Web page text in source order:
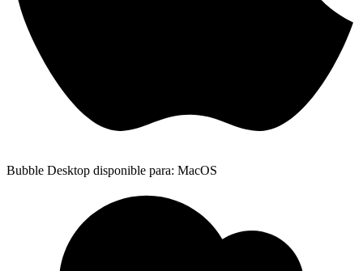
Bubble Desktop disponible para: MacOS